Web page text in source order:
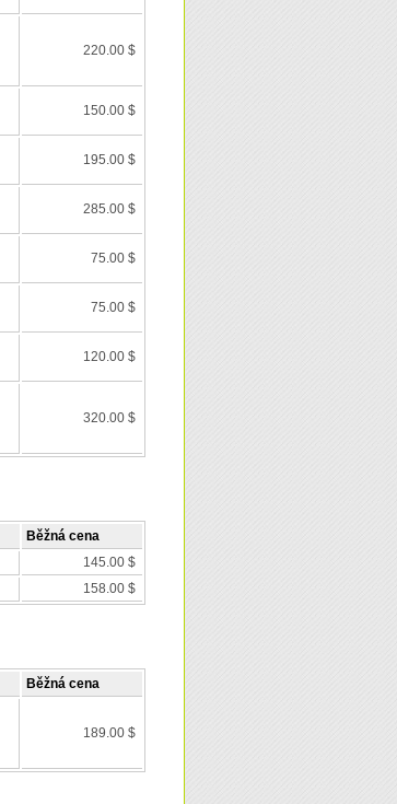
220.00 $
150.00 $
195.00 $
285.00 $
75.00 $
75.00 $
120.00 $
320.00 $
Běžná cena
145.00 $
158.00 $
Běžná cena
189.00 $